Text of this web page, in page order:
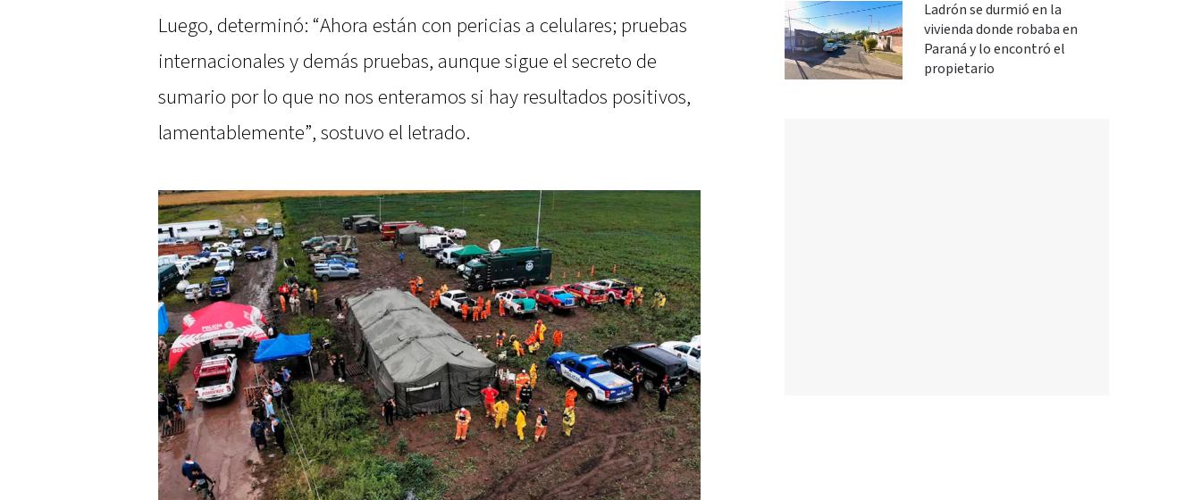
Luego, determinó: “Ahora están con pericias a celulares; pruebas
internacionales y demás pruebas, aunque sigue el secreto de
sumario por lo que no nos enteramos si hay resultados positivos,
lamentablemente”, sostuvo el letrado.
Ladrón se durmió en la
vivienda donde robaba en
Paraná y lo encontró el
propietario